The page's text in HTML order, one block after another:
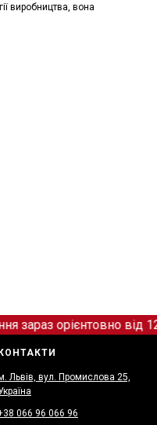
виробництва, вона
орієнтовно від
КОНТАКТИ
Львів, вул. Промислова 25,
066 96 066 96